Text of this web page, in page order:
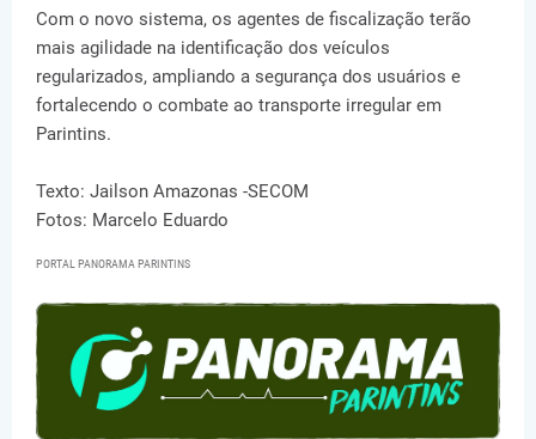
Com o novo sistema, os agentes de fiscalização terão
mais agilidade na identificação dos veículos
regularizados, ampliando a segurança dos usuários e
fortalecendo o combate ao transporte irregular em
Parintins.
Texto: Jailson Amazonas -SECOM
Fotos: Marcelo Eduardo
PORTAL PANORAMA PARINTINS